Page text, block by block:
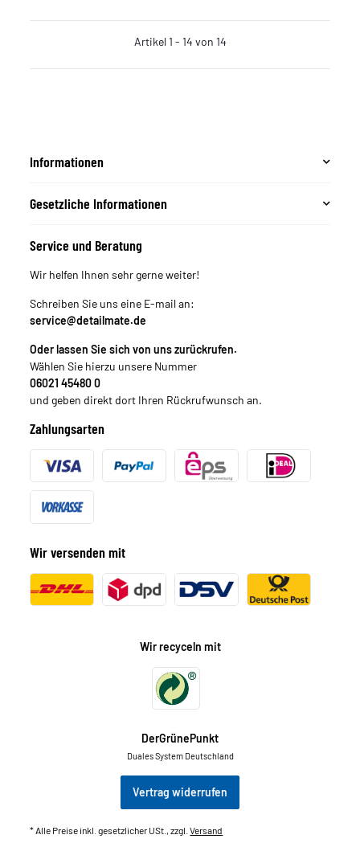
Artikel 1 - 14 von 14
Informationen
Gesetzliche Informationen
Service und Beratung
Wir helfen Ihnen sehr gerne weiter!
Schreiben Sie uns eine E-mail an:
service@detailmate.de
Oder lassen Sie sich von uns zurückrufen.
Wählen Sie hierzu unsere Nummer
06021 45480 0
und geben direkt dort Ihren Rückrufwunsch an.
Zahlungsarten
Wir versenden mit
Wir recyceln mit
DerGrünePunkt
Duales System Deutschland
Vertrag widerrufen
* Alle Preise inkl. gesetzlicher USt., zzgl.Versand